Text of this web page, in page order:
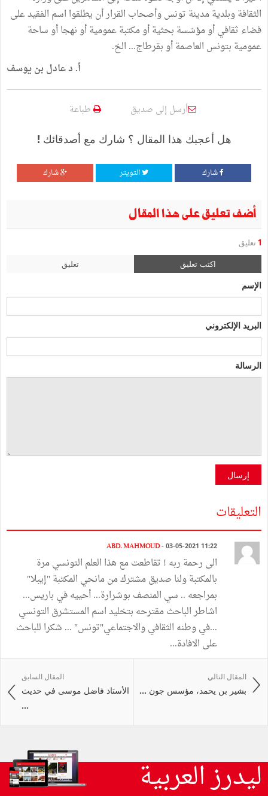
الثقافة وبلدية مدينة تونس وأصحاب القرار أن يطلقوا اسم الفقيد على
فضاء ثقافي أو مؤسّسة بحثية أو مكتبة عمومية أو نهجا أو ساحة
عمومية بتونس العاصمة أو بقرطاج... الخ.
أ. د عادل بن يوسف
أرسل إلى صديق طباعة
هل أعجبك هذا المقال ؟ شارك مع أصدقائك !
شارك التويتر شارك
أضف تعليق على هذا المقال
1 تعليق
اكتب تعليق تعليق
الإسم
البريد الإلكتروني
الرسالة
إرسال
التعليقات
ABD. MAHMOUD- 03-05-2021 11:22
الى رحمة ربه ! تقاطعت مع هذا العلم التونسي مرة
بالمكتبة ولنا صديق مشترك من مانحي المكتبة "إيبلا"
بمراجعه .. سي المنصف بوشرارة... أحييه في باريس...
اشاطر الباحث مقترحه بتخليد اسم المستشرق التونسي
...في وطنه الثقافي والاجتماعي"تونس" ... شكرا للباحث
على الافادة...
المقال السابق
الأستاذ فاضل موسى في حديث
...
المقال التالي
بشير بن يحمد، مؤسس جون ...
ليدرز العربية